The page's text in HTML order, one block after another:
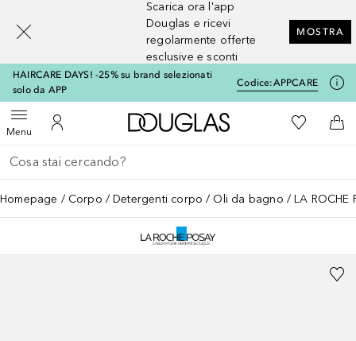
Scarica ora l'app
Douglas e ricevi
regolarmente offerte
esclusive e sconti
MOSTRA
HAIRCARE DAYS! -25% su brand selezionati
solo da APP
Codice:APPCARE
MenuApri menuAl Mio Account
A Douglas HomeAlla Mia
Al
Torna indietro
Esegui ricerca
Homepage Corpo Detergenti corpo Oli da bagno LA
[navigation.slideout.screenreader]